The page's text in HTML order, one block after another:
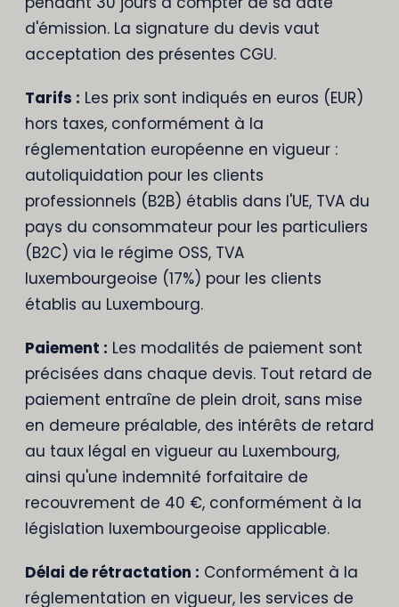
d'émission. La signature du devis vaut
acceptation des présentes CGU.
Tarifs : Les prix sont indiqués en euros (EUR)
hors taxes, conformément à la
réglementation européenne en vigueur :
autoliquidation pour les clients
professionnels (B2B) établis dans l'UE, TVA du
pays du consommateur pour les particuliers
(B2C) via le régime OSS, TVA
luxembourgeoise (17%) pour les clients
établis au Luxembourg.
Paiement : Les modalités de paiement sont
précisées dans chaque devis. Tout retard de
paiement entraîne de plein droit, sans mise
en demeure préalable, des intérêts de retard
au taux légal en vigueur au Luxembourg,
ainsi qu'une indemnité forfaitaire de
recouvrement de 40 €, conformément à la
législation luxembourgeoise applicable.
Délai de rétractation : Conformément à la
réglementation en vigueur, les services de